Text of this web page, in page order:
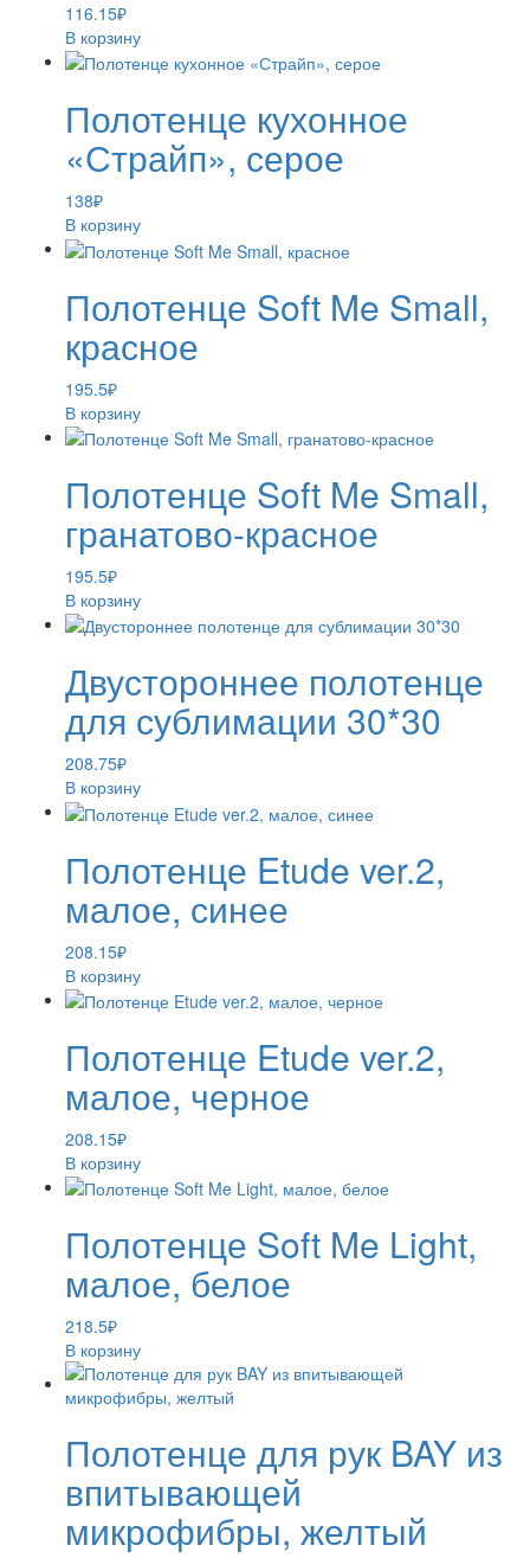
116.15₽
В корзину
Полотенце кухонное
«Страйп», серое
138₽
В корзину
Полотенце Soft Me Small,
красное
195.5₽
В корзину
Полотенце Soft Me Small,
гранатово-красное
195.5₽
В корзину
Двустороннее полотенце
для сублимации 30*30
208.75₽
В корзину
Полотенце Etude ver.2,
малое, синее
208.15₽
В корзину
Полотенце Etude ver.2,
малое, черное
208.15₽
В корзину
Полотенце Soft Me Light,
малое, белое
218.5₽
В корзину
Полотенце для рук BAY из
впитывающей
микрофибры, желтый